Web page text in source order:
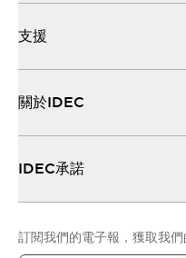
支援
關於IDEC
IDEC承諾
訂閱我們的電子報，獲取我